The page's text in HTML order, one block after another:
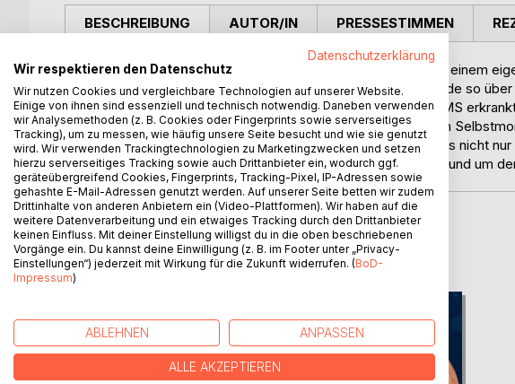
BESCHREIBUNG
Florian Herfurth träumt schon sein ganzes Leben lang von einem
schließlich kommen seine Frau und er mit ihren Jobs gerade so
71jährige Ingrid Leitner, die sieben Häuser besitzt und an MS
Häuser von ihr erben soll, weil Leitner auf Norderney einen
Auf der Urlaubsinsel beginnt nun ein Abenteuer, bei dem es nicht
Rettung eines Menschen, eine Liebe auf den ersten Blick und um
AUTOR/IN PRESSESTIMMEN
WEITERE TITEL BEIBoD
Datenschutzerklärung
Wir respektieren den Datenschutz
Wir nutzen Cookies und vergleichbare Technologien auf unserer Website.
Einige von ihnen sind essenziell und technisch notwendig. Daneben verwenden
wir Analysemethoden (z. B. Cookies oder Fingerprints sowie serverseitiges
Tracking), um zu messen, wie häufig unsere Seite besucht und wie sie genutzt
wird. Wir verwenden Trackingtechnologien zu Marketingzwecken und setzen
hierzu serverseitiges Tracking sowie auch Drittanbieter ein, wodurch ggf.
geräteübergreifend Cookies, Fingerprints, Tracking-Pixel, IP-Adressen sowie
gehashte E-Mail-Adressen genutzt werden. Auf unserer Seite betten wir zudem
Drittinhalte von anderen Anbietern ein (Video-Plattformen). Wir haben auf die
weitere Datenverarbeitung und ein etwaiges Tracking durch den Drittanbieter
keinen Einfluss. Mit deiner Einstellung willigst du in die oben beschriebenen
Vorgänge ein. Du kannst deine Einwilligung (z. B. im Footer unter „Privacy-
Einstellungen“) jederzeit mit Wirkung für die Zukunft widerrufen. (BoD-
Impressum)
ABLEHNEN ANPASSEN
ALLE AKZEPTIEREN